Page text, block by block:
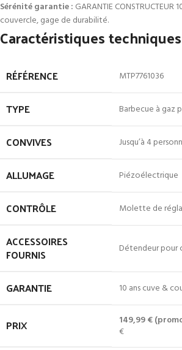
Sérénité garantie : GARANTIE CONSTRUCTEUR
couvercle, gage de durabilité.
Caractéristiques
RÉFÉRENCE MTP7761036
TYPE Barbecue à gaz
CONVIVES Jusqu’à 4
ALLUMAGE Piézoélectrique
CONTRÔLE Molette de
ACCESSOIRES
FOURNIS Détendeur pour
GARANTIE 10 ans cuve &
PRIX 149,99 €
€